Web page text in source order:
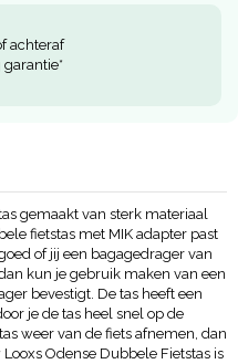
achteraf
gemaakt van sterk materiaal
fietstas met MIK adapter past
of jij een bagagedrager van
kun je gebruik maken van een
bevestigt. De tas heeft een
je de tas heel snel op de
weer van de fiets afnemen, dan
Odense Dubbele Fietstas is